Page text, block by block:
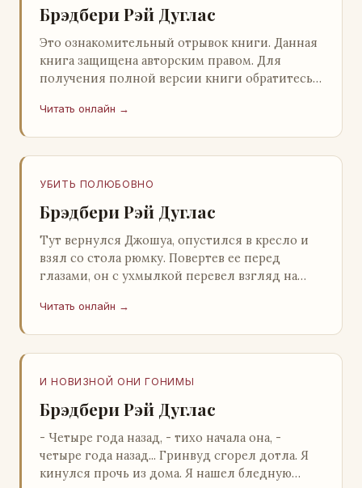
Брэдбери Рэй Дуглас
Это ознакомительный отрывок книги. Данная
книга защищена авторским правом. Для
получения полной версии книги обратитесь к
легального ко…
Читать онлайн →
УБИТЬ ПОЛЮБОВНО
Брэдбери Рэй Дуглас
Тут вернулся Джошуа, опустился в кресло и
взял со стола рюмку. Повертев ее перед
глазами, он с ухмылкой перевел взгляд на
видом с…
Читать онлайн →
И НОВИЗНОЙ ОНИ ГОНИМЫ
Брэдбери Рэй Дуглас
- Четыре года назад, - тихо начала она, -
четыре года назад... Гринвуд сгорел дотла. Я
кинулся прочь из дома. Я нашел бледную